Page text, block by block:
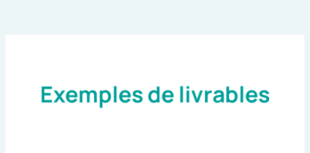
Exemples de livrables